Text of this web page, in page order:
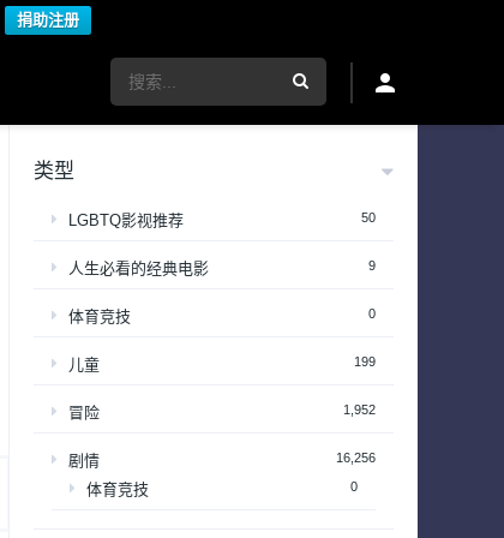
捐助注册
类型
LGBTQ影视推荐 50
人生必看的经典电影 9
体育竞技 0
儿童 199
冒险 1,952
剧情 16,256
体育竞技 0